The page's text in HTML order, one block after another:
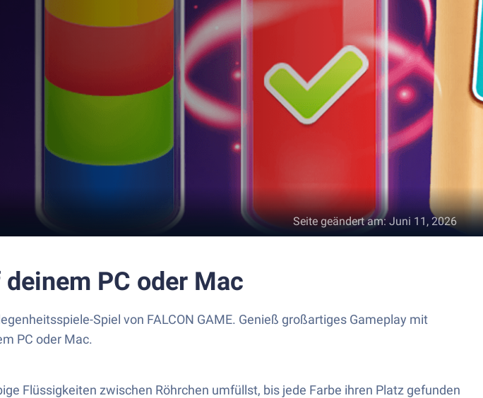
Seite geändert am: Juni 11, 2026
PC oder Mac
Spiel von FALCON GAME. Genieß großartiges Gameplay mit
PC oder Mac.
Flüssigkeiten zwischen Röhrchen umfüllst, bis jede Farbe ihren Platz gefunden